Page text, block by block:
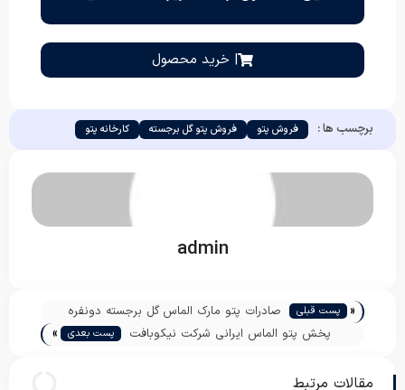
| خرید محصول
برچسب ها : فروش پتو فروش پتو گل برجسته کارخانه پتو
admin
« پست قبلی
صادرات پتو مارک الماس گل برجسته دونفره
پخش پتو الماس ایرانی شرکت نیکوبافت
پست بعدی »
مقالات مرتبط